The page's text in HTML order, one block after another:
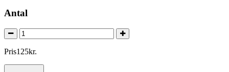
Antal
Pris125kr.